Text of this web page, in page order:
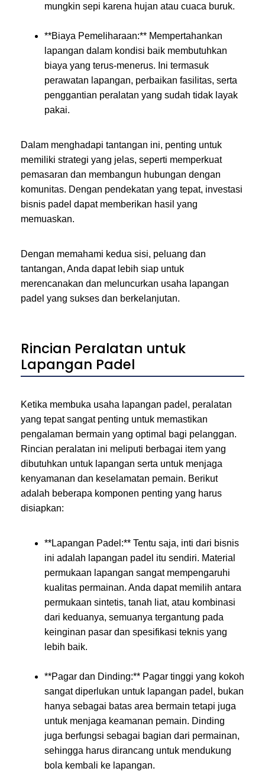
mungkin sepi karena hujan atau cuaca buruk.
**Biaya Pemeliharaan:** Mempertahankan
lapangan dalam kondisi baik membutuhkan
biaya yang terus-menerus. Ini termasuk
perawatan lapangan, perbaikan fasilitas, serta
penggantian peralatan yang sudah tidak layak
pakai.
Dalam menghadapi tantangan ini, penting untuk
memiliki strategi yang jelas, seperti memperkuat
pemasaran dan membangun hubungan dengan
komunitas. Dengan pendekatan yang tepat, investasi
bisnis padel dapat memberikan hasil yang
memuaskan.
Dengan memahami kedua sisi, peluang dan
tantangan, Anda dapat lebih siap untuk
merencanakan dan meluncurkan usaha lapangan
padel yang sukses dan berkelanjutan.
Rincian Peralatan untuk
Lapangan Padel
Ketika membuka usaha lapangan padel, peralatan
yang tepat sangat penting untuk memastikan
pengalaman bermain yang optimal bagi pelanggan.
Rincian peralatan ini meliputi berbagai item yang
dibutuhkan untuk lapangan serta untuk menjaga
kenyamanan dan keselamatan pemain. Berikut
adalah beberapa komponen penting yang harus
disiapkan:
**Lapangan Padel:** Tentu saja, inti dari bisnis
ini adalah lapangan padel itu sendiri. Material
permukaan lapangan sangat mempengaruhi
kualitas permainan. Anda dapat memilih antara
permukaan sintetis, tanah liat, atau kombinasi
dari keduanya, semuanya tergantung pada
keinginan pasar dan spesifikasi teknis yang
lebih baik.
**Pagar dan Dinding:** Pagar tinggi yang kokoh
sangat diperlukan untuk lapangan padel, bukan
hanya sebagai batas area bermain tetapi juga
untuk menjaga keamanan pemain. Dinding
juga berfungsi sebagai bagian dari permainan,
sehingga harus dirancang untuk mendukung
bola kembali ke lapangan.